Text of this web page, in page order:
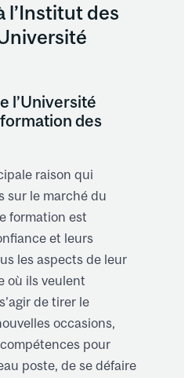
l’Institut des
l’Université
des
raison qui
sur le marché du
formation est
et leurs
les aspects de leur
où ils veulent
de tirer le
occasions,
pour
poste, de se défaire